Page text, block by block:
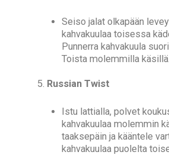
Seiso jalat olkapään
kahvakuulaa toisessa
Punnerra kahvakuula
Toista molemmilla käsillä.
Russian Twist
Istu lattialla, polvet
kahvakuulaa molemmin
taaksepäin ja kääntele
kahvakuulaa puolelta